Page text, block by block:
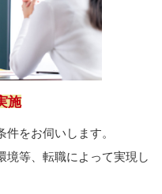
施
をお伺いします。
境等、転職によって実現し